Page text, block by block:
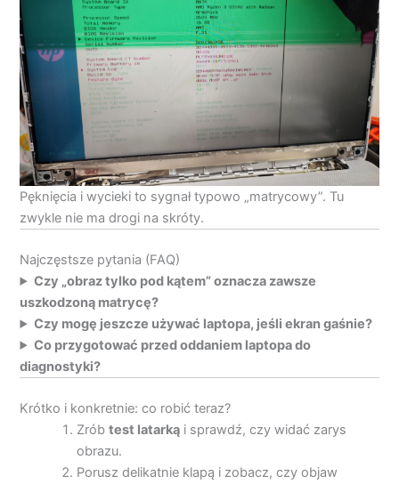
Pęknięcia i wycieki to sygnał typowo „matrycowy”. Tu
zwykle nie ma drogi na skróty.
Najczęstsze pytania (FAQ)
Czy „obraz tylko pod kątem” oznacza zawsze
uszkodzoną matrycę?
Czy mogę jeszcze używać laptopa, jeśli ekran gaśnie?
Co przygotować przed oddaniem laptopa do
diagnostyki?
Krótko i konkretnie: co robić teraz?
Zróbtest latarką i sprawdź, czy widać zarys
obrazu.
Porusz delikatnie klapą i zobacz, czy objaw